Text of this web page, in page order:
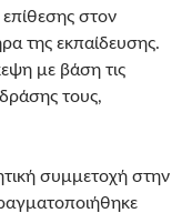
στον
της εκπαίδευσης.
με βάση τις
τους,
συμμετοχή στην